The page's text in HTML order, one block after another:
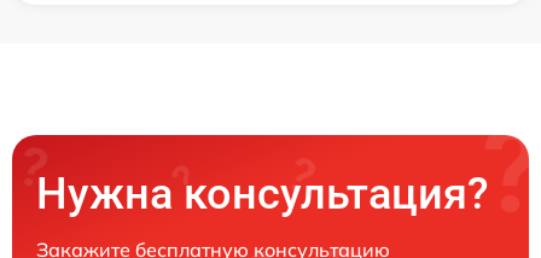
Нужна консультация?
Закажите бесплатную консультацию